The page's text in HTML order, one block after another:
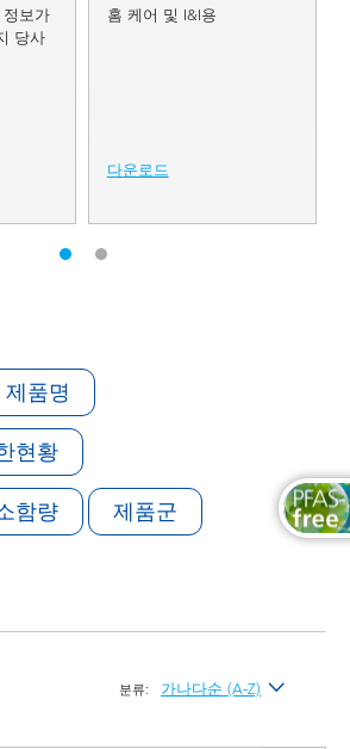
보가
당사
홈 케어 및 I&I용
다운로드
제품명
현황
함량 제품군
분류: 가나다순 (A-Z)